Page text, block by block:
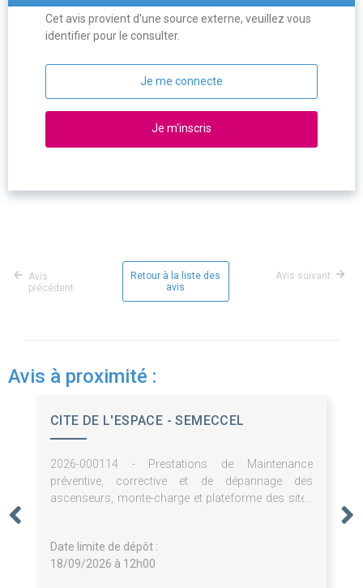
Cet avis provient d'une source externe, veuillez vous
identifier pour le consulter.
Je me connecte
Je m'inscris
Avis
précédent
Retour à la liste des
avis
Avis suivant
Avis à proximité :
CITE DE L'ESPACE - SEMECCEL
2026-000114 - Prestations de Maintenance
préventive, corrective et de dépannage des
ascenseurs, monte-charge et plateforme des sites
Date limite de dépôt :
18/09/2026 à 12h00